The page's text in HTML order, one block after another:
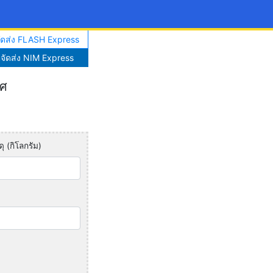
ส่ง FLASH Express
ดส่ง NIM Express
(กิโลกรัม)